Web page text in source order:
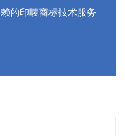
的印唛商标技术服务